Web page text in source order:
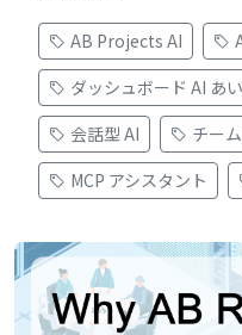
AB Projects AI
ダッシュボード AI あ
会話型 AI
チー
MCP アシスタント